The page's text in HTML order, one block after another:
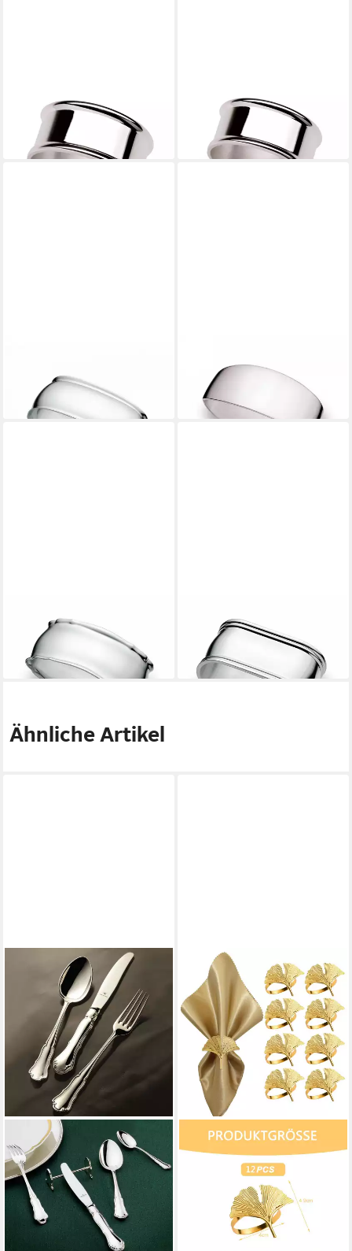
Serviettenring
69,00 €
lieferbar - in 2-3 Werktagen bei dir
Serviettenring, Silber
269,00 €
lieferbar - in 2-3 Werktagen bei dir
69,99 €
lieferbar - in 2-3 Werktagen bei dir
Serviettenring, (1-tlg)
299,00 €
lieferbar - in 2-3 Werktagen bei dir
Serviettenring
69,99 €
lieferbar - in 2-3 Werktagen bei dir
Serviettenring, Silber
249,00 €
lieferbar - in 2-3 Werktagen bei dir
Ähnliche Artikel
WILKENS
Besteck-Set (24-tlg),
Sterlingsilber
8.999,00 €
lieferbar - in 2-3 Werktagen bei dir